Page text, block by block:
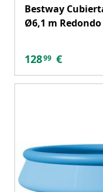
Bestway
Ø6,1 m
12899 €